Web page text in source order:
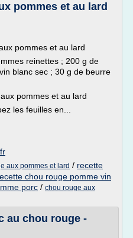
pommes et au lard
pommes et au lard
reinettes ; 200 g de
blanc sec ; 30 g de beurre
pommes et au lard
les feuilles en...
aux pommes et lard / recette
chou rouge pomme vin
porc / chou rouge aux
au chou rouge -